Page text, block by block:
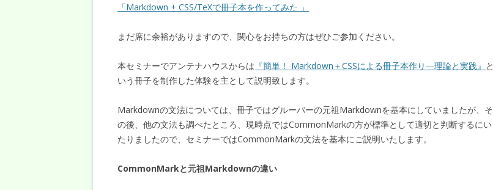
「Markdown + CSS/TeXで冊子本を作ってみた 」
まだ席に余裕がありますので、関心をお持ちの方はぜひご参加ください。
本セミナーでアンテナハウスからは 『簡単！ Markdown＋CSSによる冊子本作り―理論と実践』 と
いう冊子を制作した体験を主として説明致します。
Markdownの文法については、冊子ではグルーバーの元祖Markdownを基本にしていましたが、そ
の後、他の文法も調べたところ、現時点ではCommonMarkの方が標準として適切と判断するにい
たりましたので、セミナーではCommonMarkの文法を基本にご説明いたします。
CommonMarkと元祖Markdownの違い